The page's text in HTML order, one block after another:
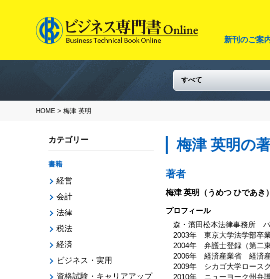
新刊のご案
HOME > 梅津 英明
梅津 英明の
著者
梅津 英明 （うめつ ひであき）
プロフィール
森・濱田松本法律事務所
2003年 東京大学法学部卒
2004年 弁護士登録（第二東
2006年 経済産業省 経済産
2009年 シカゴ大学ロース
2010年 ニューヨーク州弁
カテゴリー
書籍
経営
会計
法律
税法
経済
ビジネス・実用
資格試験・キャリアアップ